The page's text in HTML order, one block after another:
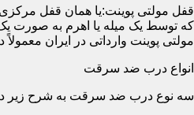
که توسط یک میله یا اهرم به صورت
مولتی پوینت وارداتی در ایران معمولاً دارای ۱۴ زبانه
انواع درب ضد سرقت
سه نوع درب ضد سرقت به شرح زیر در